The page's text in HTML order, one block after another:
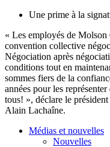
Une prime à la
« Les employés de Molson
convention collective
Négociation après
conditions tout en
sommes fiers de la
années pour les
tous! », déclare le
Alain Lachaîne.
Médias et nouvelles
Nouvelles